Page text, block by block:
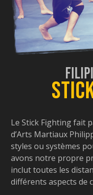
Le Stick Fighting fait
d’Arts Martiaux
styles ou systèmes
avons notre propre
inclut toutes les
différents aspects de